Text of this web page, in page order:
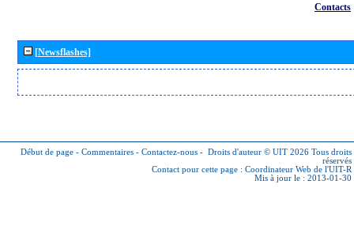
Contacts
[Newsflashes]
Début de page - Commentaires - Contactez-nous - Droits d'auteur © UIT 2026 Tous droits
réservés
Contact pour cette page : Coordinateur Web de l'UIT-R
Mis à jour le : 2013-01-30